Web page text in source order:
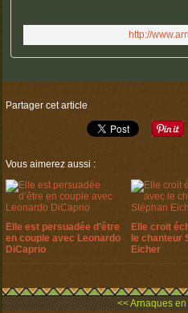
http://
Partager cet article
Vous aimerez aussi :
Elle est persuadée d’être
en couple avec Leonardo
DiCaprio
Elle croit
le chanteur
Eicher
<< Arnaques